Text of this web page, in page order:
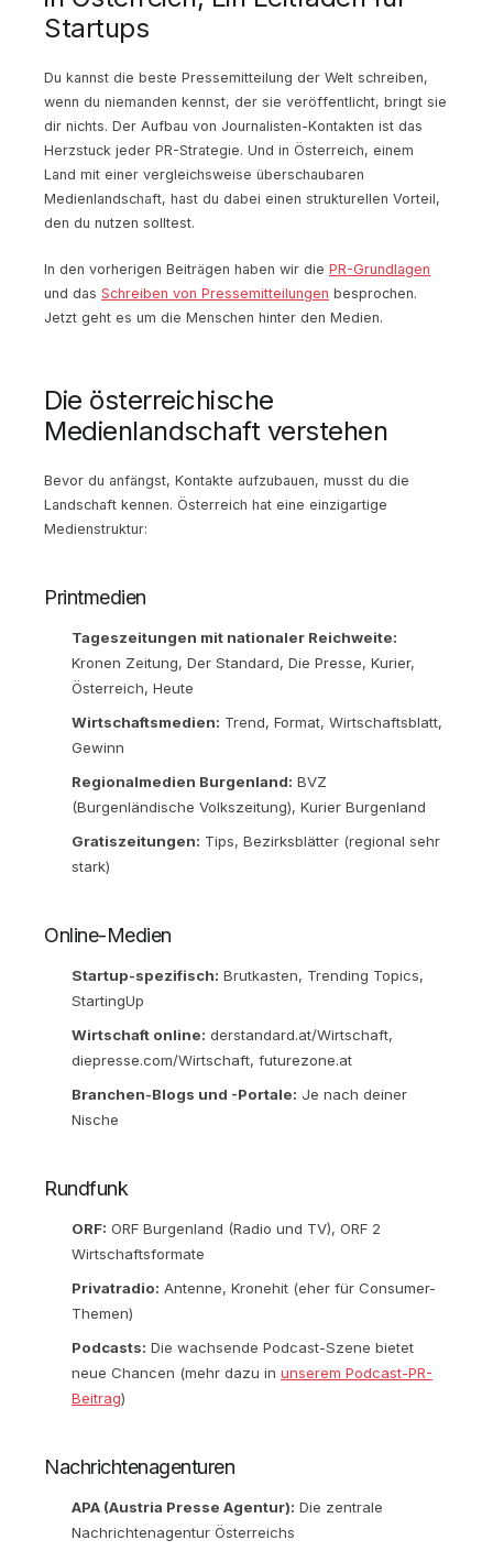
Startups
Du kannst die beste Pressemitteilung der Welt schreiben,
wenn du niemanden kennst, der sie veröffentlicht, bringt sie
dir nichts. Der Aufbau von Journalisten-Kontakten ist das
Herzstuck jeder PR-Strategie. Und in Österreich, einem
Land mit einer vergleichsweise überschaubaren
Medienlandschaft, hast du dabei einen strukturellen Vorteil,
den du nutzen solltest.
In den vorherigen Beiträgen haben wir die PR-Grundlagen
und das Schreiben von Pressemitteilungen besprochen.
Jetzt geht es um die Menschen hinter den Medien.
Die österreichische
Medienlandschaft verstehen
Bevor du anfängst, Kontakte aufzubauen, musst du die
Landschaft kennen. Österreich hat eine einzigartige
Medienstruktur:
Printmedien
Tageszeitungen mit nationaler Reichweite:
Kronen Zeitung, Der Standard, Die Presse, Kurier,
Österreich, Heute
Wirtschaftsmedien: Trend, Format, Wirtschaftsblatt,
Gewinn
Regionalmedien Burgenland: BVZ
(Burgenländische Volkszeitung), Kurier Burgenland
Gratiszeitungen: Tips, Bezirksblätter (regional sehr
stark)
Online-Medien
Startup-spezifisch: Brutkasten, Trending Topics,
StartingUp
Wirtschaft online: derstandard.at/Wirtschaft,
diepresse.com/Wirtschaft, futurezone.at
Branchen-Blogs und -Portale: Je nach deiner
Nische
Rundfunk
ORF: ORF Burgenland (Radio und TV), ORF 2
Wirtschaftsformate
Privatradio: Antenne, Kronehit (eher für Consumer-
Themen)
Podcasts: Die wachsende Podcast-Szene bietet
neue Chancen (mehr dazu in unserem Podcast-PR-
Beitrag)
Nachrichtenagenturen
APA (Austria Presse Agentur): Die zentrale
Nachrichtenagentur Österreichs